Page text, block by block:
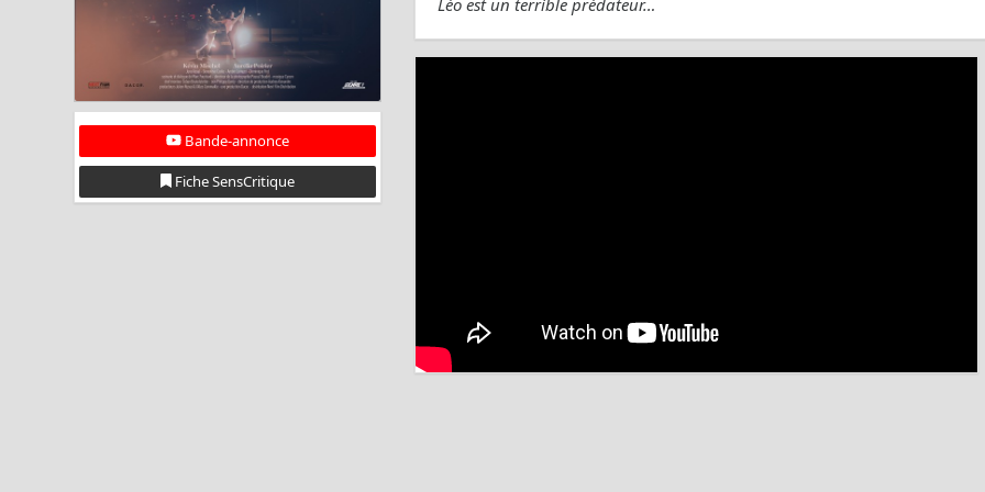
Bande-annonce
Fiche SensCritique
Léo est un terrible prédateur…